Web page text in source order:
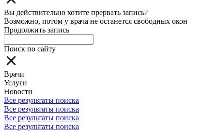
Вы действительно хотите прервать запись?
Возможно, потом у врача не останется свободных окон
Продолжить запись
Поиск по сайту
Врачи
Услуги
Новости
Все результаты поиска
Все результаты поиска
Все результаты поиска
Все результаты поиска